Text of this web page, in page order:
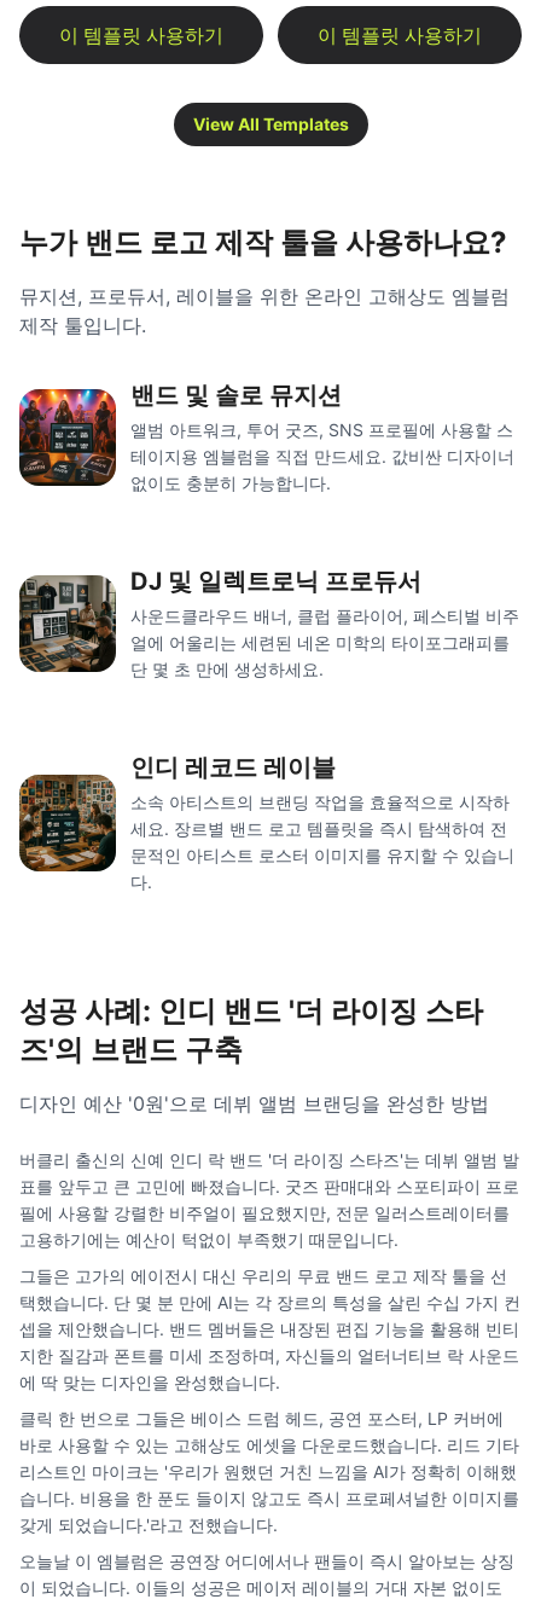
View All Templates
누가 밴드 로고 제작 툴을 사용하나요?
뮤지션, 프로듀서, 레이블을 위한 온라인 고해상도 엠블럼
제작 툴입니다.
밴드 및 솔로 뮤지션
앨범 아트워크, 투어 굿즈, SNS 프로필에 사용할 스
테이지용 엠블럼을 직접 만드세요. 값비싼 디자이너
없이도 충분히 가능합니다.
DJ 및 일렉트로닉 프로듀서
사운드클라우드 배너, 클럽 플라이어, 페스티벌 비주
얼에 어울리는 세련된 네온 미학의 타이포그래피를
단 몇 초 만에 생성하세요.
인디 레코드 레이블
소속 아티스트의 브랜딩 작업을 효율적으로 시작하
세요. 장르별 밴드 로고 템플릿을 즉시 탐색하여 전
문적인 아티스트 로스터 이미지를 유지할 수 있습니
다.
성공 사례: 인디 밴드 '더 라이징 스타
즈'의 브랜드 구축
디자인 예산 '0원'으로 데뷔 앨범 브랜딩을 완성한 방법
버클리 출신의 신예 인디 락 밴드 '더 라이징 스타즈'는 데뷔 앨범 발
표를 앞두고 큰 고민에 빠졌습니다. 굿즈 판매대와 스포티파이 프로
필에 사용할 강렬한 비주얼이 필요했지만, 전문 일러스트레이터를
고용하기에는 예산이 턱없이 부족했기 때문입니다.
그들은 고가의 에이전시 대신 우리의 무료 밴드 로고 제작 툴을 선
택했습니다. 단 몇 분 만에 AI는 각 장르의 특성을 살린 수십 가지 컨
셉을 제안했습니다. 밴드 멤버들은 내장된 편집 기능을 활용해 빈티
지한 질감과 폰트를 미세 조정하며, 자신들의 얼터너티브 락 사운드
에 딱 맞는 디자인을 완성했습니다.
클릭 한 번으로 그들은 베이스 드럼 헤드, 공연 포스터, LP 커버에
바로 사용할 수 있는 고해상도 에셋을 다운로드했습니다. 리드 기타
리스트인 마이크는 '우리가 원했던 거친 느낌을 AI가 정확히 이해했
습니다. 비용을 한 푼도 들이지 않고도 즉시 프로페셔널한 이미지를
갖게 되었습니다.'라고 전했습니다.
오늘날 이 엠블럼은 공연장 어디에서나 팬들이 즉시 알아보는 상징
이 되었습니다. 이들의 성공은 메이저 레이블의 거대 자본 없이도